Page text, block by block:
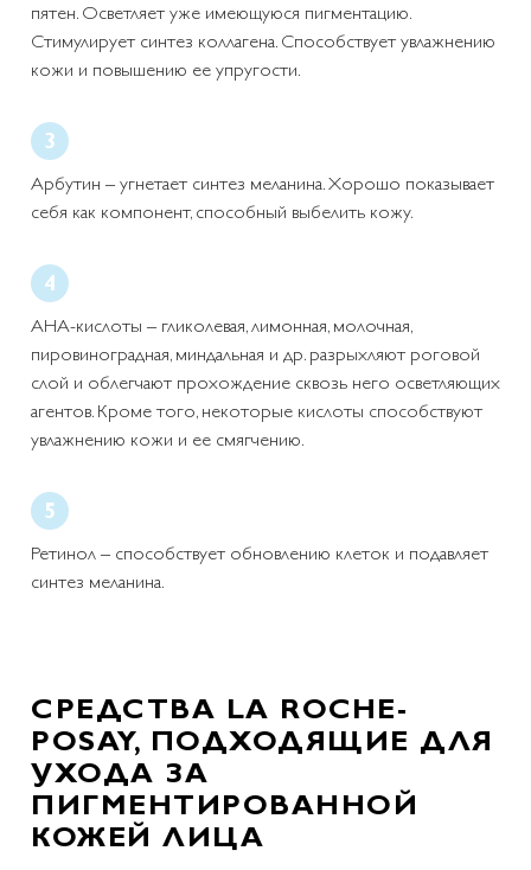
пятен. Осветляет уже имеющуюся пигментацию.
Стимулирует синтез коллагена. Способствует увлажнению
кожи и повышению ее упругости.
Арбутин – угнетает синтез меланина. Хорошо показывает
себя как компонент, способный выбелить кожу.
АНА-кислоты – гликолевая, лимонная, молочная,
пировиноградная, миндальная и др. разрыхляют роговой
слой и облегчают прохождение сквозь него осветляющих
агентов. Кроме того, некоторые кислоты способствуют
увлажнению кожи и ее смягчению.
Ретинол – способствует обновлению клеток и подавляет
синтез меланина.
СРЕДСТВА LA ROCHE-
POSAY, ПОДХОДЯЩИЕ ДЛЯ
УХОДА ЗА
ПИГМЕНТИРОВАННОЙ
КОЖЕЙ ЛИЦА